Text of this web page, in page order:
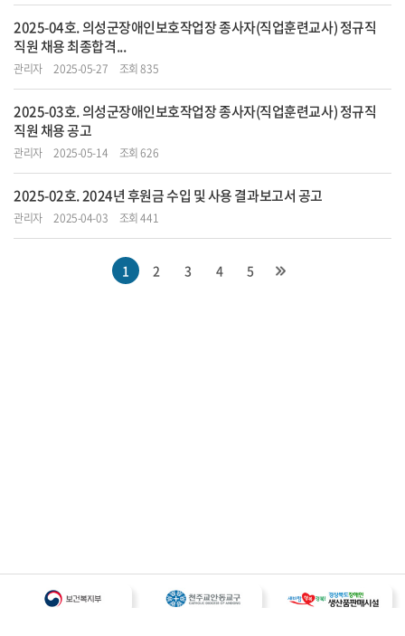
2025-04호. 의성군장애인보호작업장 종사자(직업훈련교사) 정규직
직원 채용 최종합격...
관리자 2025-05-27 조회 835
2025-03호. 의성군장애인보호작업장 종사자(직업훈련교사) 정규직
직원 채용 공고
관리자 2025-05-14 조회 626
2025-02호. 2024년 후원금 수입 및 사용 결과보고서 공고
관리자 2025-04-03 조회 441
1 2 3 4 5